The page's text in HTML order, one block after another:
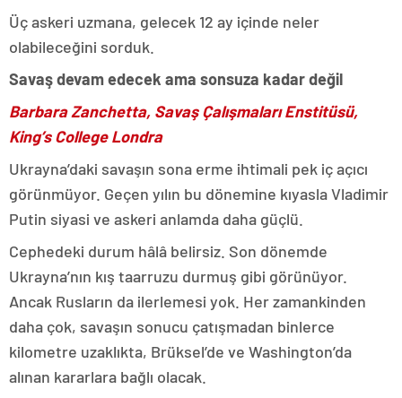
Üç askeri uzmana, gelecek 12 ay içinde neler
olabileceğini sorduk.
Savaş devam edecek ama sonsuza kadar değil
Barbara Zanchetta, Savaş Çalışmaları Enstitüsü,
King’s College Londra
Ukrayna’daki savaşın sona erme ihtimali pek iç açıcı
görünmüyor. Geçen yılın bu dönemine kıyasla Vladimir
Putin siyasi ve askeri anlamda daha güçlü.
Cephedeki durum hâlâ belirsiz. Son dönemde
Ukrayna’nın kış taarruzu durmuş gibi görünüyor.
Ancak Rusların da ilerlemesi yok. Her zamankinden
daha çok, savaşın sonucu çatışmadan binlerce
kilometre uzaklıkta, Brüksel’de ve Washington’da
alınan kararlara bağlı olacak.